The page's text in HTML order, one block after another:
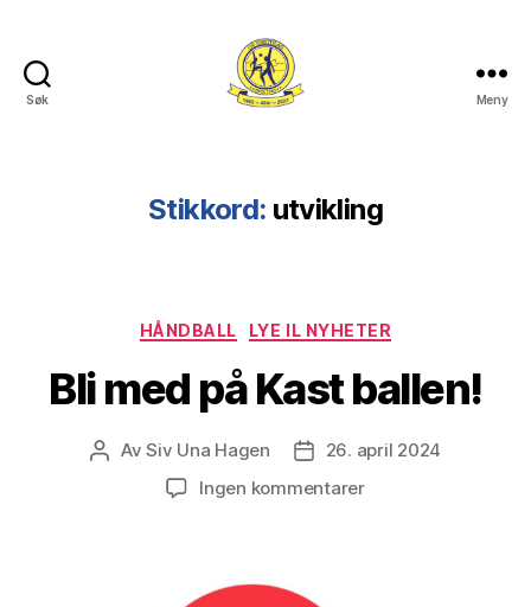
Søk Meny
Stikkord: utvikling
Kategorier
HÅNDBALL LYE IL NYHETER
Bli med på Kast ballen!
Innleggsforfatter
AvSiv Una Hagen Publiseringsdato
26. april 2024
Ingen kommentarertil